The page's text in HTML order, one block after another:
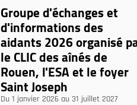
Groupe d'échanges et
d'informations des
aidants 2026 organisé
le CLIC des aînés de
Rouen, l'ESA et le foyer
Saint Joseph
Du 1 janvier 2026 au 31 juillet 2027